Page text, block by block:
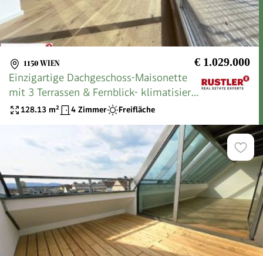
1150 WIEN € 1.029.000
Einzigartige Dachgeschoss-Maisonette
mit 3 Terrassen & Fernblick- klimatisiert
| ERSTBEZUG
128.13 m² 4 Zimmer Freifläche